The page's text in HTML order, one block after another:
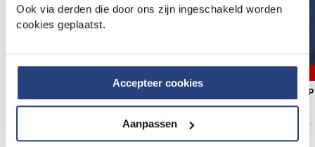
Ook via derden die door ons zijn ingeschakeld worden
cookies geplaatst.
Accepteer cookies
Aanpassen
69,99
Campbell Nathan
69,99